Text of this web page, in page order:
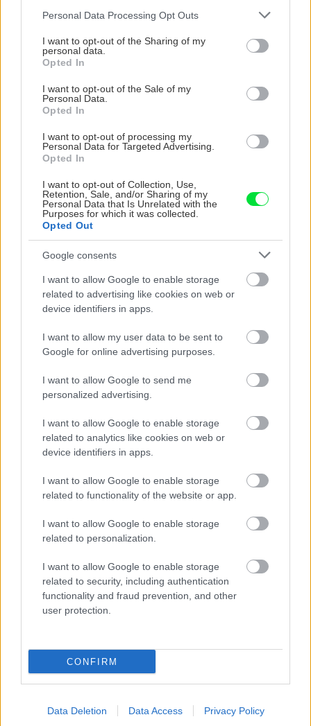
Please note that this website/app uses one or more Google
not limited to your visit or usage behaviour. You may click to
grant or deny consent to Google and its third-party tags to
use your data for below specified purposes in below Google
consent section.
Personal Data Processing Opt Outs
I want to opt-out of the Sharing of my
personal data.
Opted In
I want to opt-out of the Sale of my
Personal Data.
Opted In
I want to opt-out of processing my
Personal Data for Targeted Advertising.
Opted In
I want to opt-out of Collection, Use,
Retention, Sale, and/or Sharing of my
Personal Data that Is Unrelated with the
Purposes for which it was collected.
Opted Out
Google consents
I want to allow Google to enable storage
related to advertising like cookies on web or
device identifiers in apps.
I want to allow my user data to be sent to
Google for online advertising purposes.
I want to allow Google to send me
personalized advertising.
I want to allow Google to enable storage
related to analytics like cookies on web or
device identifiers in apps.
I want to allow Google to enable storage
related to functionality of the website or app.
I want to allow Google to enable storage
related to personalization.
I want to allow Google to enable storage
related to security, including authentication
functionality and fraud prevention, and other
user protection.
CONFIRM
Data Deletion Data Access Privacy Policy
TÝŽDEŇ
vysaďte na miesta, na ktoré slnko svieti celý
deň
Vnútorné žalúzie sú v 40-stupňových
horúčavách pasca: Prečo z okna robia radiátor
Čo robiť, ak paradajky dozrievajú pomaly? Trik
chyby
Chcete dominantu interiéru, ktorá pritiahne
pohľady? Vyrobte si takéto masívne orechové
svietidlo
Ako dlho variť kukuricu? Tieto časové rozdiely
vás prekvapia
UROB SI SÁM 7-8/2026
KDE SA DISKUTUJE
Vnútorné žalúzie sú v 40-stupňových horúčavách pasca:
Prečo z okna robia radiátor a ako to vyriešiť za pár eur?
Ja som to riešil tieniacimi závesmi v interieri.Je to